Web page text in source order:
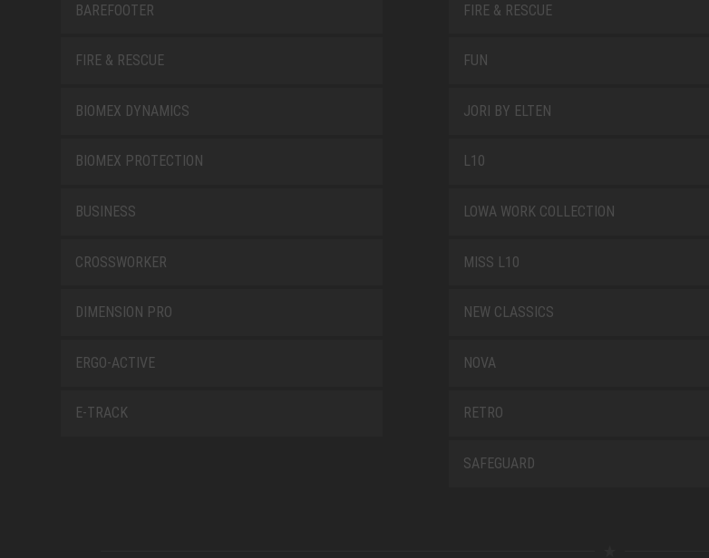
BAREFOOTER
FIRE & RESCUE
BIOMEX DYNAMICS
BIOMEX PROTECTION
BUSINESS
CROSSWORKER
DIMENSION PRO
ERGO-ACTIVE
E-TRACK
FIRE & RESCUE
FUN
JORI BY ELTEN
L10
LOWA WORK COLLECTION
MISS L10
NEW CLASSICS
NOVA
RETRO
SAFEGUARD